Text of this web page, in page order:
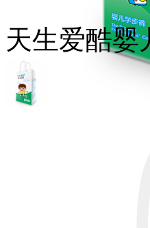
天生爱酷婴